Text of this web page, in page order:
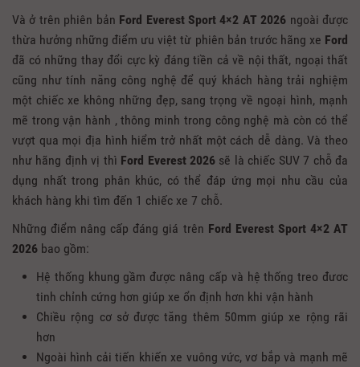
Và ở trên phiên bản Ford Everest Sport4×2 AT 2026 ngoài được
thừa hưởng những điểm ưu việt từ phiên bản trước hãng xe Ford
đã có những thay đổi cực kỳ đáng tiền cả về nội thất, ngoại thất
cũng như tính năng công nghệ để quý khách hàng trải nghiệm
một chiếc xe không những đẹp, sang trọng về ngoại hình, mạnh
mẽ trong vận hành , thông minh trong công nghệ mà còn có thể
vượt qua mọi địa hình hiểm trở nhất một cách dễ dàng. Và theo
như hãng định vị thì Ford Everest 2026 sẽ là chiếc SUV 7 chỗ đa
dụng nhất trong phân khúc, có thể đáp ứng mọi nhu cầu của
khách hàng khi tìm đến 1 chiếc xe 7 chỗ.
Những điểm nâng cấp đáng giá trên Ford Everest Sport 4×2 AT
2026 bao gồm:
Hệ thống khung gầm được nâng cấp và hệ thống treo đươc
tinh chỉnh cứng hơn giúp xe ổn định hơn khi vận hành
Chiều rộng cơ sở được tăng thêm 50mm giúp xe rộng rãi
hơn
Ngoài hình cải tiến khiến xe vuông vức, vơ bắp và mạnh mẽ